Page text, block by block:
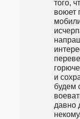
того,
воюет
и
будем
давно
некому.